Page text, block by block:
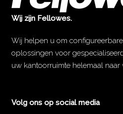
Wij zijn Fellowes.
Wij helpen u om
oplossingen voor
uw kantoorruimte helemaal naar
Volg ons op social media